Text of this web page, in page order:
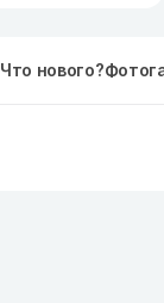
Что нового?